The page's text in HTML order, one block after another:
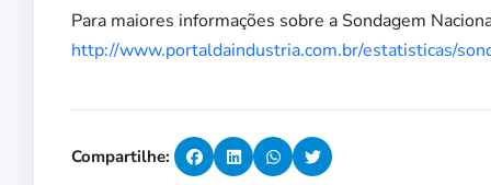
Para maiores informações sobre a Sondagem
http://www.portaldaindustria.com.br/estatisticas/
Compartilhe: